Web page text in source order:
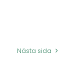
Nästa sida